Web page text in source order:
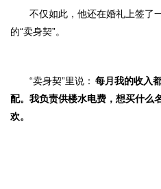
不仅如此，他还在婚礼上签了
的“卖身契”。
“卖身契”里说： 每月我的收入
配。我负责供楼水电费，想买什么
欢。